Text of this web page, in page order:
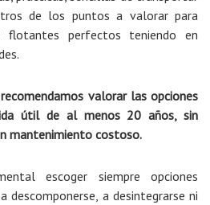
de los puntos a valorar para
flotantes perfectos teniendo en
valorar las opciones
útil de al menos 20 años, sin
mantenimiento costoso.
escoger siempre opciones
descomponerse, a desintegrarse ni